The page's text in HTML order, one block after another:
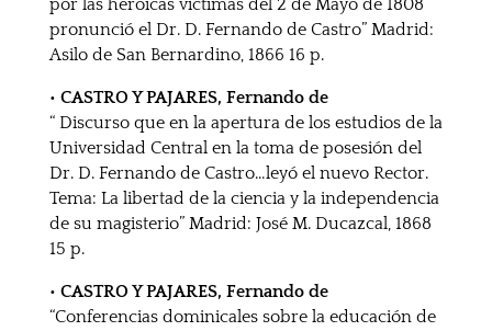
por las heroicas víctimas del 2 de Mayo de 1808
pronunció el Dr. D. Fernando de Castro” Madrid:
Asilo de San Bernardino, 1866 16 p.
• CASTRO Y PAJARES, Fernando de
“ Discurso que en la apertura de los estudios de la
Universidad Central en la toma de posesión del
Dr. D. Fernando de Castro…leyó el nuevo Rector.
Tema: La libertad de la ciencia y la independencia
de su magisterio” Madrid: José M. Ducazcal, 1868
15 p.
• CASTRO Y PAJARES, Fernando de
“Conferencias dominicales sobre la educación de